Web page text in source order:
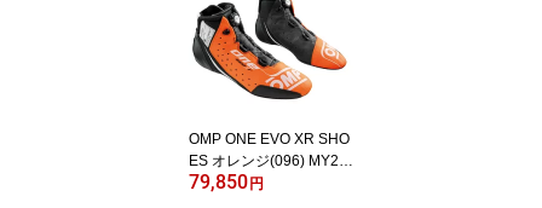
ー推奨 NAK1423731FIA
OMP ONE EVO XR SHO
ES オレンジ(096) MY20
25 レーシングシューズ F
79,850 円